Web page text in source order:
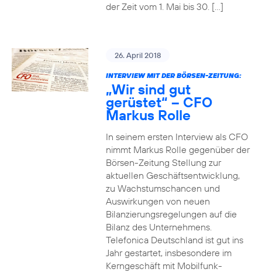
der Zeit vom 1. Mai bis 30. […]
26. April 2018
INTERVIEW MIT DER BÖRSEN-ZEITUNG:
„Wir sind gut
gerüstet“ – CFO
Markus Rolle
In seinem ersten Interview als CFO
nimmt Markus Rolle gegenüber der
Börsen-Zeitung Stellung zur
aktuellen Geschäftsentwicklung,
zu Wachstumschancen und
Auswirkungen von neuen
Bilanzierungsregelungen auf die
Bilanz des Unternehmens.
Telefonica Deutschland ist gut ins
Jahr gestartet, insbesondere im
Kerngeschäft mit Mobilfunk-